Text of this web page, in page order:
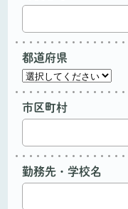
都道府県
市区町村
勤務先・学校名